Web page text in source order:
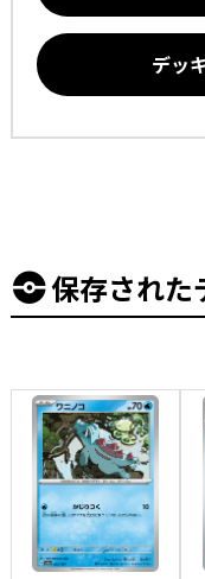
デッ
保存された